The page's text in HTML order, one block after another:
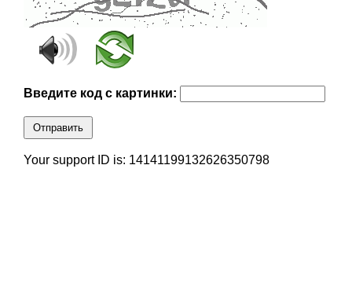
Введите код с картинки:
Отправить
Your support ID is: 14141199132626350798